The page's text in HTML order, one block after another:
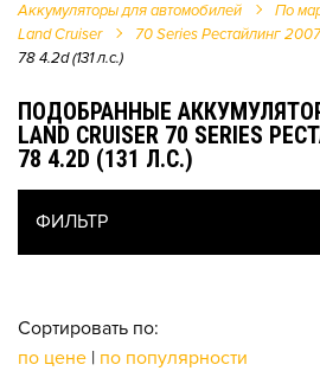
Аккумуляторы для автомобилей
По
Land Cruiser
70 Series Рестайлинг
78 4.2d (131 л.с.)
ПОДОБРАННЫЕ
LAND CRUISER 70 SERIES
78 4.2D (131 Л.С.)
ФИЛЬТР
Сортировать по:
по цене | по популярности